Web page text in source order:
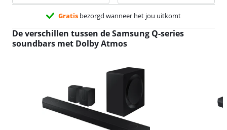
Gratis bezorgd wanneer het jou uitkomt
De verschillen tussen de Samsung Q-series
soundbars met Dolby Atmos